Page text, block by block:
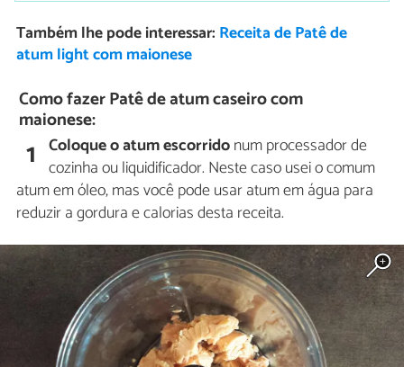
Também lhe pode interessar: Receita de Patê de
atum light com maionese
Como fazer Patê de atum caseiro com
maionese:
1 Coloque o atum escorridonum processador de
cozinha ou liquidificador. Neste caso usei o comum
atum em óleo, mas você pode usar atum em água para
reduzir a gordura e calorias desta receita.